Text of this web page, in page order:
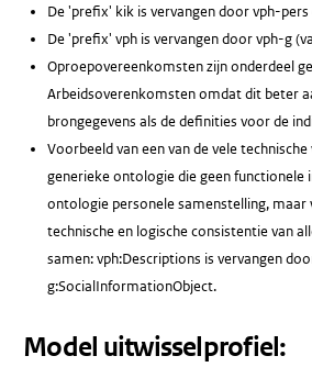
De 'prefix' kik is vervangen door vph-pers
De 'prefix' vph is vervangen door vph-g
Oproepovereenkomsten zijn onderdeel
Arbeidsoverenkomsten omdat dit beter
brongegevens als de definities voor de
Voorbeeld van een van de vele
generieke ontologie die geen functionele
ontologie personele samenstelling, maar
technische en logische consistentie van
samen: vph:Descriptions is vervangen
g:SocialInformationObject.
Model uitwisselprofiel: